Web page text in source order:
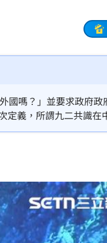
國嗎？」並要求政府政
定義，所謂九二共識在
牲了台灣民主自由的生
求的目標。